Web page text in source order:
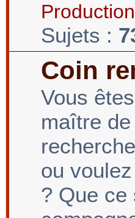
Production
Sujets :
Coin
Vous
maître
ou
? Que ce